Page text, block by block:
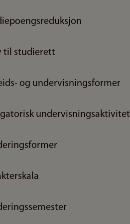
til studierett
og undervisningsformer
undervisningsaktivitet